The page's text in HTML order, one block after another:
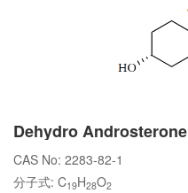
Dehydro Androsterone
CAS No: 2283-82-1
分子式: C19H28O2